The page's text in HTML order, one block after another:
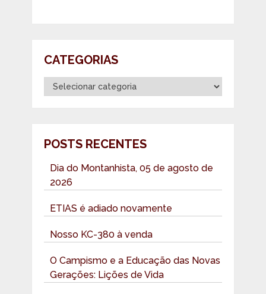
CATEGORIAS
Categorias
POSTS RECENTES
Dia do Montanhista, 05 de agosto de
2026
ETIAS é adiado novamente
Nosso KC-380 à venda
O Campismo e a Educação das Novas
Gerações: Lições de Vida